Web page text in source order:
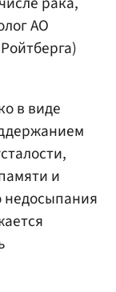
АО
в виде
и
недосыпания